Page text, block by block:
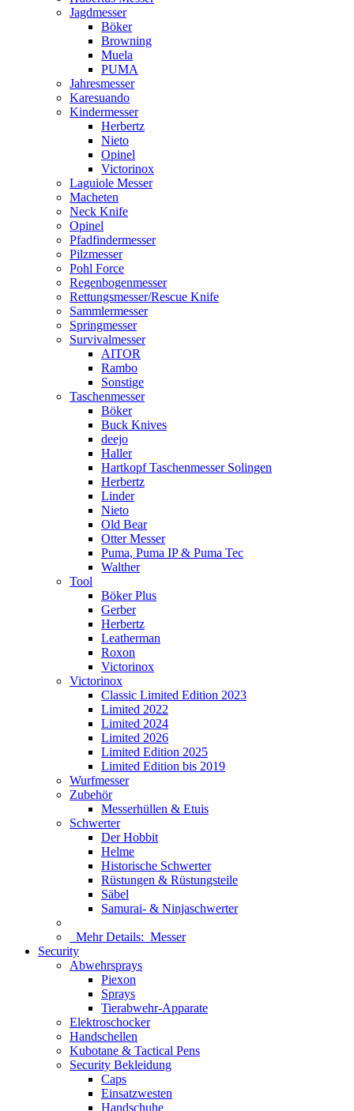
Jagdmesser
Böker
Browning
Muela
PUMA
Jahresmesser
Karesuando
Kindermesser
Herbertz
Nieto
Opinel
Victorinox
Laguiole Messer
Macheten
Neck Knife
Opinel
Pfadfindermesser
Pilzmesser
Pohl Force
Regenbogenmesser
Rettungsmesser/Rescue Knife
Sammlermesser
Springmesser
Survivalmesser
AITOR
Rambo
Sonstige
Taschenmesser
Böker
Buck Knives
deejo
Haller
Hartkopf Taschenmesser Solingen
Herbertz
Linder
Nieto
Old Bear
Otter Messer
Puma, Puma IP & Puma Tec
Walther
Tool
Böker Plus
Gerber
Herbertz
Leatherman
Roxon
Victorinox
Victorinox
Classic Limited Edition 2023
Limited 2022
Limited 2024
Limited 2026
Limited Edition 2025
Limited Edition bis 2019
Wurfmesser
Zubehör
Messerhüllen & Etuis
Schwerter
Der Hobbit
Helme
Historische Schwerter
Rüstungen & Rüstungsteile
Säbel
Samurai- & Ninjaschwerter
Mehr Details: Messer
Security
Abwehrsprays
Piexon
Sprays
Tierabwehr-Apparate
Elektroschocker
Handschellen
Kubotane & Tactical Pens
Security Bekleidung
Caps
Einsatzwesten
Handschuhe